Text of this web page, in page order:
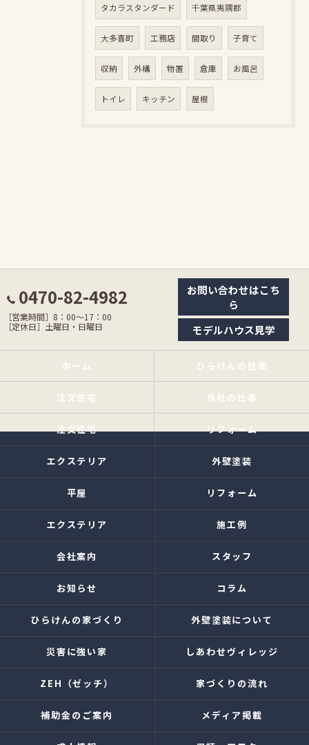
タカラスタンダード 千葉県夷隅郡
大多喜町 工務店 間取り 子育て
収納 外構 物置 倉庫 お風呂
トイレ キッチン 屋根
0470-82-4982
［営業時間］8：00〜17：00
［定休日］土曜日・日曜日
お問い合わせはこち
ら
モデルハウス見学
ホーム ひらけんの性能
注文住宅 当社の仕事
注文住宅 リフォーム
エクステリア 外壁塗装
平屋 リフォーム
エクステリア 施工例
会社案内 スタッフ
お知らせ コラム
ひらけんの家づくり 外壁塗装について
災害に強い家 しあわせヴィレッジ
ZEH（ゼッチ） 家づくりの流れ
補助金のご案内 メディア掲載